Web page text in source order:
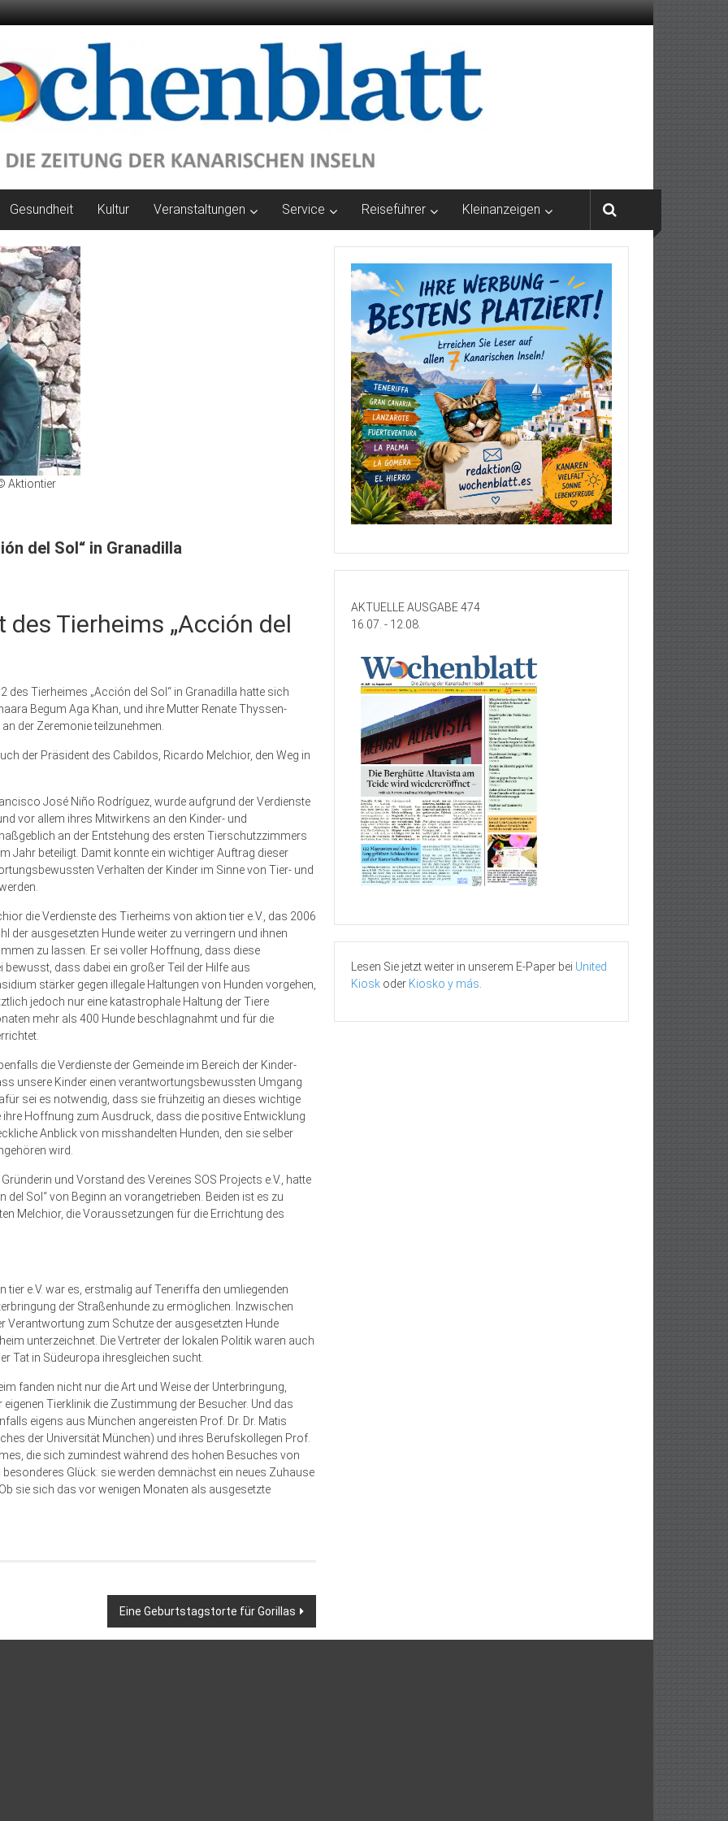
Gesundheit Kultur Veranstaltungen Service Reiseführer Kleinanzeigen
Aktiontier
del Sol“ in Granadilla
Tierheims „Acción del
Tierheimes „Acción del Sol“ in Granadilla hatte sich
Begum Aga Khan, und ihre Mutter Renate Thyssen-
der Zeremonie teilzunehmen.
der Präsident des Cabildos, Ricardo Melchior, den Weg in
José Niño Rodríguez, wurde aufgrund der Verdienste
vor allem ihres Mitwirkens an den Kinder- und
an der Entstehung des ersten Tierschutzzimmers
Jahr beteiligt. Damit konnte ein wichtiger Auftrag dieser
Verhalten der Kinder im Sinne von Tier- und
die Verdienste des Tierheims von aktion tier e.V., das 2006
der ausgesetzten Hunde weiter zu verringern und ihnen
zu lassen. Er sei voller Hoffnung, dass diese
dass dabei ein großer Teil der Hilfe aus
stärker gegen illegale Haltungen von Hunden vorgehen,
jedoch nur eine katastrophale Haltung der Tiere
mehr als 400 Hunde beschlagnahmt und für die
die Verdienste der Gemeinde im Bereich der Kinder-
unsere Kinder einen verantwortungsbewussten Umgang
sei es notwendig, dass sie frühzeitig an dieses wichtige
Hoffnung zum Ausdruck, dass die positive Entwicklung
Anblick von misshandelten Hunden, den sie selber
wird.
und Vorstand des Vereines SOS Projects e.V., hatte
Sol“ von Beginn an vorangetrieben. Beiden ist es zu
Melchior, die Voraussetzungen für die Errichtung des
e.V. war es, erstmalig auf Teneriffa den umliegenden
der Straßenhunde zu ermöglichen. Inzwischen
Verantwortung zum Schutze der ausgesetzten Hunde
unterzeichnet. Die Vertreter der lokalen Politik waren auch
Tat in Südeuropa ihresgleichen sucht.
fanden nicht nur die Art und Weise der Unterbringung,
Tierklinik die Zustimmung der Besucher. Und das
eigens aus München angereisten Prof. Dr. Dr. Matis
der Universität München) und ihres Berufskollegen Prof.
die sich zumindest während des hohen Besuches von
Glück: sie werden demnächst ein neues Zuhause
sie sich das vor wenigen Monaten als ausgesetzte
Eine Geburtstagstorte für Gorillas
AKTUELLE AUSGABE 474
16.07. - 12.08.
Lesen Sie jetzt weiter in unserem E-Paper bei United
Kiosk oder Kiosko y más